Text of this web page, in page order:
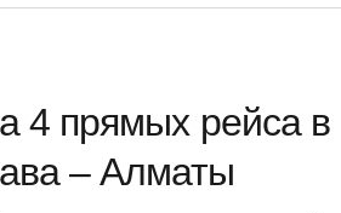
4 прямых рейса в
– Алматы